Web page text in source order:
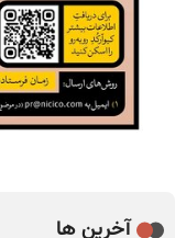
آخرین ها